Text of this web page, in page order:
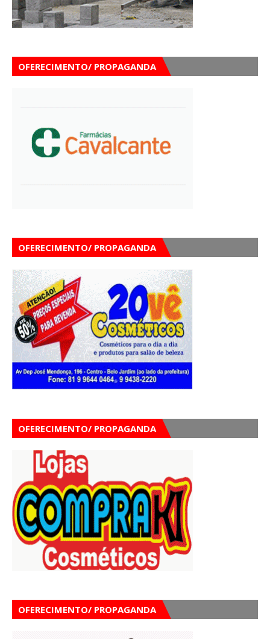
OFERECIMENTO/ PROPAGANDA
OFERECIMENTO/ PROPAGANDA
OFERECIMENTO/ PROPAGANDA
OFERECIMENTO/ PROPAGANDA